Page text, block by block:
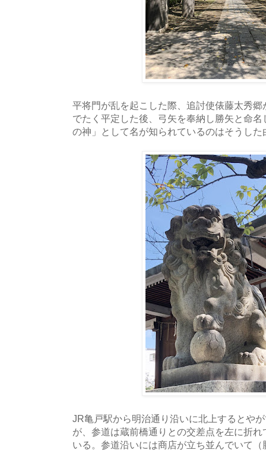
平将門が乱を起こした際、追討使俵藤太秀
でたく平定した後、弓矢を奉納し勝矢と命
の神」として名が知られているのはそうし
JR亀戸駅から明治通り沿いに北上するとや
が、参道は蔵前橋通りとの交差点を左に折
いる。参道沿いには商店が立ち並んでいて